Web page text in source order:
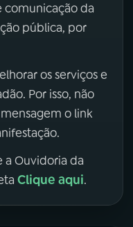
comunicação da
pública, por
os serviços e
Por isso, não
o link
a Ouvidoria da
Clique aqui.